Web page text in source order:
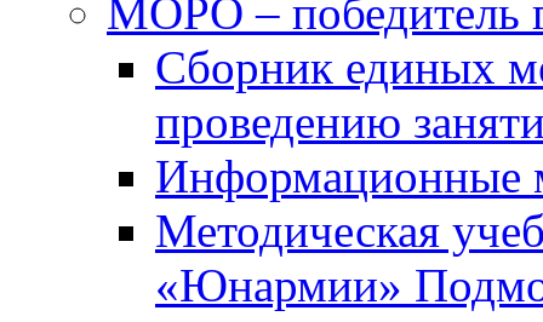
МОРО – победитель
Сборник единых
проведению
Информационные
Методическая
«Юнармии»